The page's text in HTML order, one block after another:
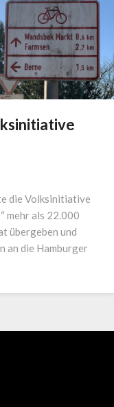
die Volksinitiative
mehr als 22.000
übergeben und
an die Hamburger